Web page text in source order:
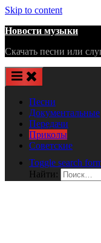
Skip to content
Новости музыки
Скачать песни или
Песни
Документальные
Передачи
Приколы
Советские
Toggle search
Найти: